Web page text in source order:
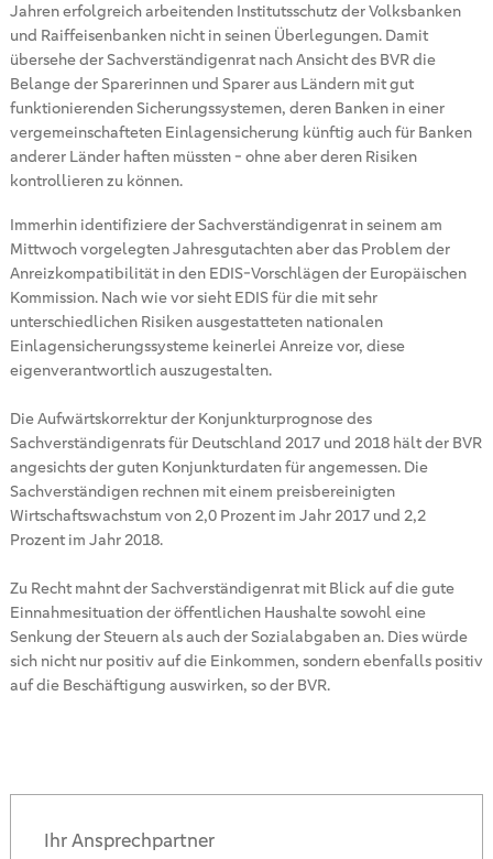
Jahren erfolgreich arbeitenden Institutsschutz der Volksbanken
und Raiffeisenbanken nicht in seinen Überlegungen. Damit
übersehe der Sachverständigenrat nach Ansicht des BVR die
Belange der Sparerinnen und Sparer aus Ländern mit gut
funktionierenden Sicherungssystemen, deren Banken in einer
vergemeinschafteten Einlagensicherung künftig auch für Banken
anderer Länder haften müssten - ohne aber deren Risiken
kontrollieren zu können.
Immerhin identifiziere der Sachverständigenrat in seinem am
Mittwoch vorgelegten Jahresgutachten aber das Problem der
Anreizkompatibilität in den EDIS-Vorschlägen der Europäischen
Kommission. Nach wie vor sieht EDIS für die mit sehr
unterschiedlichen Risiken ausgestatteten nationalen
Einlagensicherungssysteme keinerlei Anreize vor, diese
eigenverantwortlich auszugestalten.
Die Aufwärtskorrektur der Konjunkturprognose des
Sachverständigenrats für Deutschland 2017 und 2018 hält der BVR
angesichts der guten Konjunkturdaten für angemessen. Die
Sachverständigen rechnen mit einem preisbereinigten
Wirtschaftswachstum von 2,0 Prozent im Jahr 2017 und 2,2
Prozent im Jahr 2018.
Zu Recht mahnt der Sachverständigenrat mit Blick auf die gute
Einnahmesituation der öffentlichen Haushalte sowohl eine
Senkung der Steuern als auch der Sozialabgaben an. Dies würde
sich nicht nur positiv auf die Einkommen, sondern ebenfalls positiv
auf die Beschäftigung auswirken, so der BVR.
Ihr Ansprechpartner